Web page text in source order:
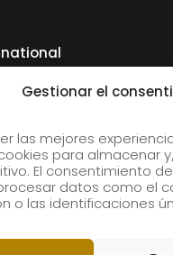
Gestionar el
las mejores
para almacenar
El consentimiento
datos como el
o las identificaciones
Band
Charles
Jazzaldia